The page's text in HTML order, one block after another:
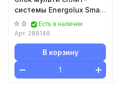
системы Energolux Smart
multi
ESAC18M2_WF_AR2_DC
0
Есть в наличии
Арт. 288148
В корзину